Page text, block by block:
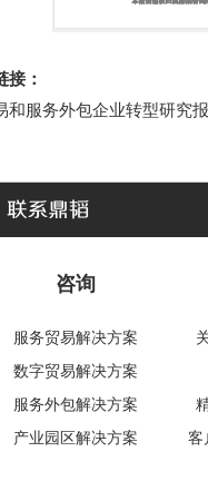
：
和服务外包企业转型研究
咨询
服务贸易解决方案
数字贸易解决方案
服务外包解决方案
产业园区解决方案
客